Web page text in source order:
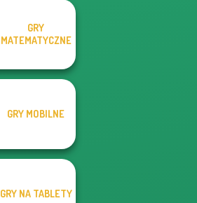
GRY
MATEMATYCZNE
GRY MOBILNE
GRY NA TABLETY